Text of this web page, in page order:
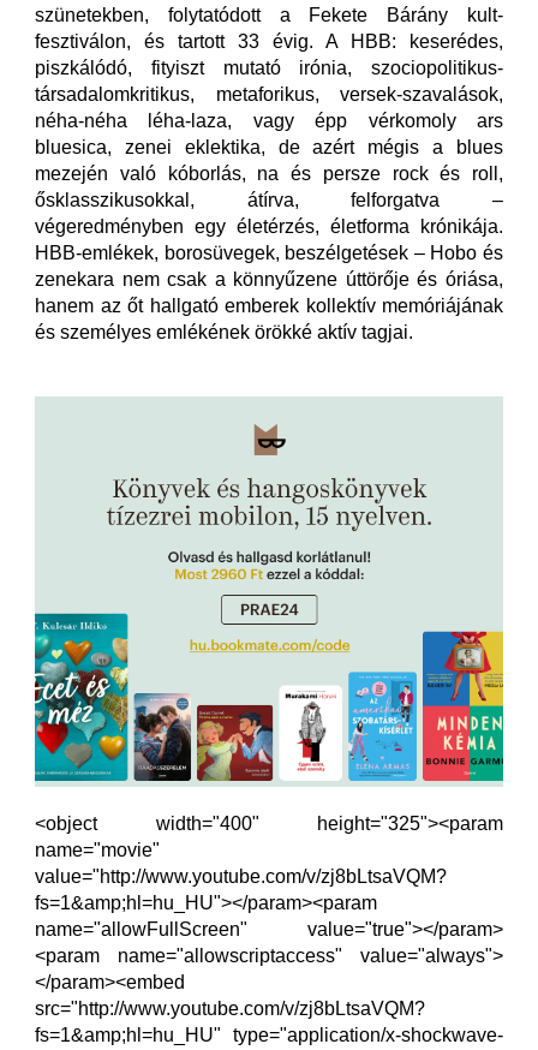
szünetekben, folytatódott a Fekete Bárány kult-
fesztiválon, és tartott 33 évig. A HBB: keserédes,
piszkálódó, fityiszt mutató irónia, szociopolitikus-
társadalomkritikus, metaforikus, versek-szavalások,
néha-néha léha-laza, vagy épp vérkomoly ars
bluesica, zenei eklektika, de azért mégis a blues
mezején való kóborlás, na és persze rock és roll,
ősklasszikusokkal, átírva, felforgatva –
végeredményben egy életérzés, életforma krónikája.
HBB-emlékek, borosüvegek, beszélgetések – Hobo és
zenekara nem csak a könnyűzene úttörője és óriása,
hanem az őt hallgató emberek kollektív memóriájának
és személyes emlékének örökké aktív tagjai.
<object width="400" height="325"><param
name="movie"
value="http://www.youtube.com/v/zj8bLtsaVQM?
fs=1&amp;hl=hu_HU"></param><param
name="allowFullScreen" value="true"></param>
<param name="allowscriptaccess" value="always">
</param><embed
src="http://www.youtube.com/v/zj8bLtsaVQM?
fs=1&amp;hl=hu_HU" type="application/x-shockwave-